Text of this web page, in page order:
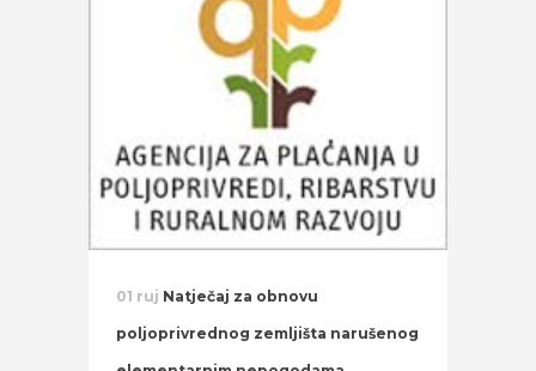
01 ruj Natječaj za obnovu
poljoprivrednog zemljišta narušenog